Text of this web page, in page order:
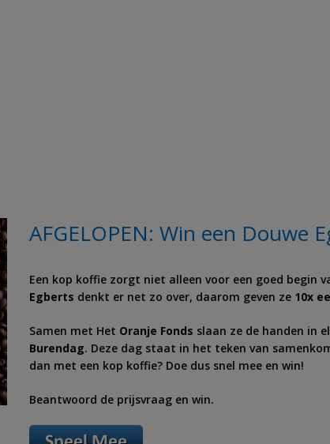
AFGELOPEN: Win een Douwe
Een kop koffie zorgt niet alleen voor een goed begin
Egberts denkt er net zo over, daarom geven ze 10x
Samen met Het Oranje Fonds slaan ze de handen in
Burendag. Deze dag staat in het teken van
dan met een kop koffie? Doe dus snel mee en win!
Beantwoord de prijsvraag en win.